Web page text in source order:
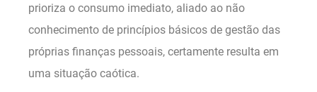
prioriza o consumo imediato, aliado ao não
conhecimento de princípios básicos de gestão das
próprias finanças pessoais, certamente resulta em
uma situação caótica.